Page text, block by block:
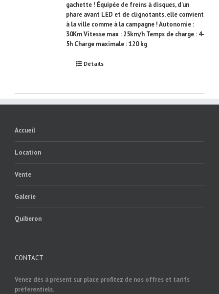
gachette ! Équipée de freins à disques, d'un
phare avant LED et de clignotants, elle convient
à la ville comme à la campagne ! Autonomie :
30Km Vitesse max : 25km/h Temps de charge : 4-
5h Charge maximale : 120 kg
Détails
Accueil
Location
Vente
Galerie
Quiberon
CONTACT
Venez dès à présent sur place profitez de nos offres et tarifs
préférentiels.